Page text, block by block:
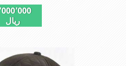
ازجنس شمعی برای
استفاده می شودبا
ومناسب
عالی,دوخت
ریال